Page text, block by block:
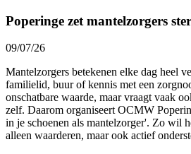
Poperinge zet mantelzorgers
09/07/26
Mantelzorgers betekenen elke dag heel
familielid, buur of kennis met een
onschatbare waarde, maar vraagt vaak
zelf. Daarom organiseert OCMW
in je schoenen als mantelzorger'. Zo wil
alleen waarderen, maar ook actief